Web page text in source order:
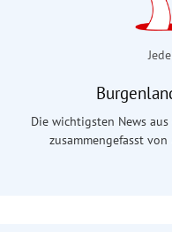
Die wichtigsten News
zusammengefasst